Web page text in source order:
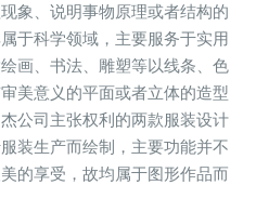
象、说明事物原理或者结构的
于科学领域，主要服务于实用
画、书法、雕塑等以线条、色
美意义的平面或者立体的造型
公司主张权利的两款服装设计
装生产而绘制，主要功能并不
的享受，故均属于图形作品而